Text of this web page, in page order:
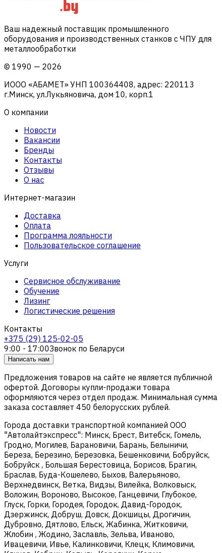
Ваш надежный поставщик промышленного
оборудования и производственных станков с ЧПУ для
металлообработки
© 1990 — 2026
ИООО «АБАМЕТ» УНП 100364408, адрес: 220113
г.Минск, ул.Лукьяновича, дом 10, корп.1
О компании
Новости
Вакансии
Бренды
Контакты
Отзывы
О нас
Интернет-магазин
Доставка
Оплата
Программа лояльности
Пользовательское соглашение
Услуги
Сервисное обслуживание
Обучение
Лизинг
Логистические решения
Контакты
+375 (29) 125-02-05
9:00 - 17:00Звонок по Беларуси
Написать нам
Предложения товаров на сайте не является публичной
офертой. Договоры купли-продажи товара
оформляются через отдел продаж. Минимальная сумма
заказа составляет 450 белорусских рублей.
Города доставки транспортной компанией ООО
"Автолайтэкспресс": Минск, Брест, Витебск, Гомель,
Гродно, Могилев, Барановичи, Барань, Белыничи,
Береза, Березино, Березовка, Бешенковичи, Бобруйск,
Бобруйск , Большая Берестовица, Борисов, Брагин,
Браслав, Буда-Кошелево, Быхов, Валерьяново,
Верхнедвинск, Ветка, Видзы, Вилейка, Волковыск,
Воложин, Вороново, Высокое, Ганцевичи, Глубокое,
Глуск, Горки, Городея, Городок, Давид-Городок,
Дзержинск, Добруш, Довск, Докшицы, Дрогичин,
Дубровно, Дятлово, Ельск, Жабинка, Житковичи,
Жлобин , Жодино, Заславль, Зельва, Иваново,
Ивацевичи, Ивье, Калинковичи, Клецк, Климовичи,